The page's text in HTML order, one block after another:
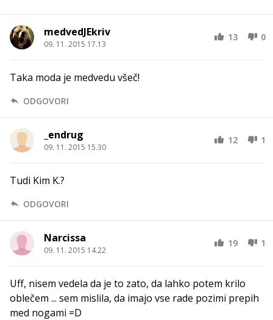
medvedJEkriv
09. 11. 2015 17.13
13 0
Taka moda je medvedu všeč!
ODGOVORI
_endrug
09. 11. 2015 15.30
12 1
Tudi Kim K.?
ODGOVORI
Narcissa
09. 11. 2015 14.22
19 1
Uff, nisem vedela da je to zato, da lahko potem krilo
oblečem ... sem mislila, da imajo vse rade pozimi prepih
med nogami =D